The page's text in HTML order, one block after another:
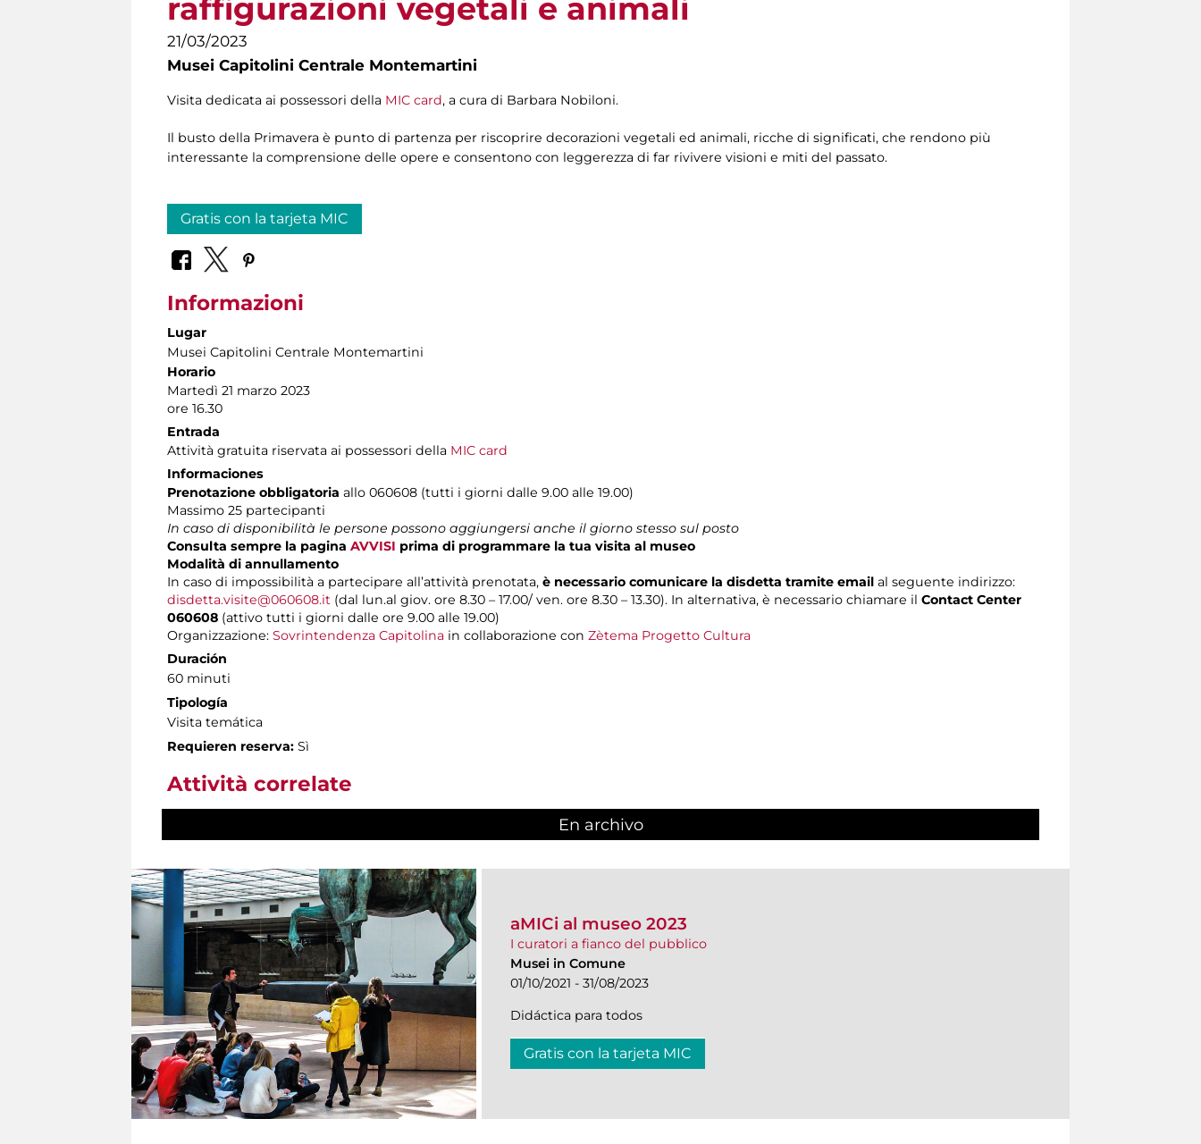
raffigurazioni vegetali e animali
21/03/2023
Musei Capitolini Centrale Montemartini
Visita dedicata ai possessori della MIC card, a cura di Barbara Nobiloni.
Il busto della Primavera è punto di partenza per riscoprire decorazioni vegetali ed animali, ricche di significati, che rendono più
interessante la comprensione delle opere e consentono con leggerezza di far rivivere visioni e miti del passato.
Gratis con la tarjeta MIC
Informazioni
Lugar
Musei Capitolini Centrale Montemartini
Horario
Martedì 21 marzo 2023
ore 16.30
Entrada
Attività gratuita riservata ai possessori della MIC card
Informaciones
Prenotazione obbligatoria allo 060608 (tutti i giorni dalle 9.00 alle 19.00)
Massimo 25 partecipanti
In caso di disponibilità le persone possono aggiungersi anche il giorno stesso sul posto
Consulta sempre la pagina AVVISI prima di programmare la tua visita al museo
Modalità di annullamento
In caso di impossibilità a partecipare all’attività prenotata, è necessario comunicare la disdetta tramite email al seguente indirizzo:
disdetta.visite@060608.it (dal lun.al giov. ore 8.30 – 17.00/ ven. ore 8.30 – 13.30). In alternativa, è necessario chiamare il Contact Center
060608 (attivo tutti i giorni dalle ore 9.00 alle 19.00)
Organizzazione: Sovrintendenza Capitolina in collaborazione con Zètema Progetto Cultura
Duración
60 minuti
Tipología
Visita temática
Requieren reserva: Sì
Attività correlate
En archivo
aMICi al museo 2023
I curatori a fianco del pubblico
Musei in Comune
01/10/2021 - 31/08/2023
Didáctica para todos
Gratis con la tarjeta MIC